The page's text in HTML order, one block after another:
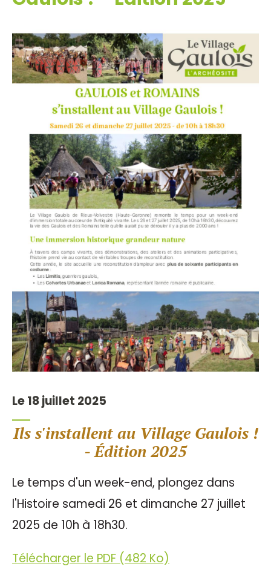
Le 18 juillet 2025
Ils s'installent au Village Gaulois !
- Édition 2025
Le temps d'un week-end, plongez dans
l'Histoire samedi 26 et dimanche 27 juillet
2025 de 10h à 18h30.
Télécharger le PDF (482 Ko)